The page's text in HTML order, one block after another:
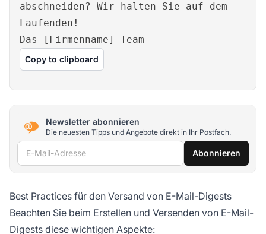
abschneiden? Wir halten Sie auf dem
Laufenden!
Das [Firmenname]-Team
Copy to clipboard
Newsletter abonnieren
Die neuesten Tipps und Angebote direkt in Ihr Postfach.
E-Mail-Adresse Abonnieren
Best Practices für den Versand von E-Mail-Digests
Beachten Sie beim Erstellen und Versenden von E-Mail-
Digests diese wichtigen Aspekte: